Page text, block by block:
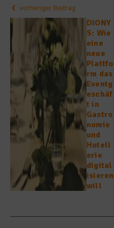
vorheriger Beitrag
DIONY
S: Wie
eine
neue
Plattfo
rm das
Eventg
eschäf
t in
Gastro
nomie
und
Hotell
erie
digital
isieren
will